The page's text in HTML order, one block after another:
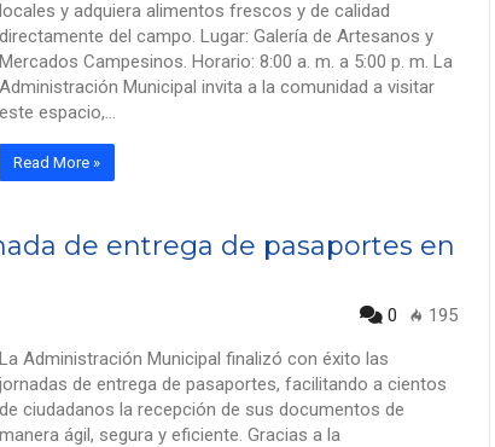
locales y adquiera alimentos frescos y de calidad
directamente del campo. Lugar: Galería de Artesanos y
Mercados Campesinos. Horario: 8:00 a. m. a 5:00 p. m. La
Administración Municipal invita a la comunidad a visitar
este espacio,…
Read More »
de entrega de pasaportes en
0 195
La Administración Municipal finalizó con éxito las
jornadas de entrega de pasaportes, facilitando a cientos
de ciudadanos la recepción de sus documentos de
manera ágil, segura y eficiente. Gracias a la